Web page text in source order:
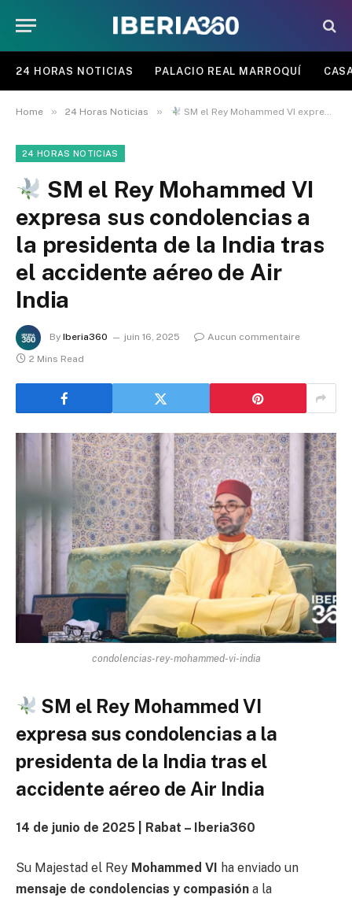
24 HORAS NOTICIAS PALACIO REAL MARROQUÍ
Home » 24 Horas Noticias » SM el Rey Mohammed VI expresa sus condolencias a la presidenta de la India tras el accidente aéreo de Air India
24 HORAS NOTICIAS
SM el Rey Mohammed VI
expresa sus condolencias a
la presidenta de la India tras
el accidente aéreo de Air
India
By Iberia360 juin 16, 2025
Aucun commentaire
2 Mins Read
condolencias-rey-mohammed-vi-india
SM el Rey Mohammed VI
expresa sus condolencias a la
presidenta de la India tras el
accidente aéreo de Air India
14 de junio de 2025 | Rabat – Iberia360
Su Majestad el Rey Mohammed VI
ha enviado un
mensaje de condolencias y compasión a la